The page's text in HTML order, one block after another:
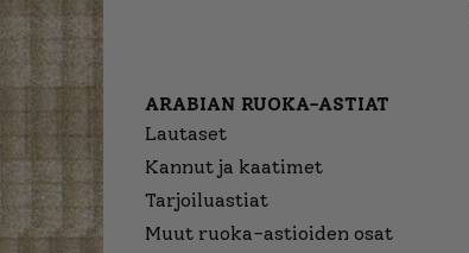
ARABIAN RUOKA-ASTIAT
Lautaset
Kannut ja kaatimet
Tarjoiluastiat
Muut ruoka-astioiden osat